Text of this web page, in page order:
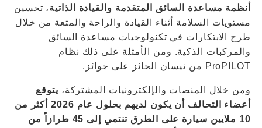
أنظمة مساعدة السائق المتقدمة والقيادة الذاتية، تحسين
مستويات السلامة أثناء القيادة والراحة والمتعة من خلال
طرح الابتكارات في تكنولوجيات مساعدة السائق
والمركبات الذكية. ومن الأمثلة على ذلك نظام
ProPILOT من نيسان الحائز على جوائز.
ومن خلال المنصات والإلكترونيات المشتركة، يتوقع
أعضاء التحالف أن يكون لديهم بحلول عام 2026 أكثر من
10 ملايين سيارة على الطرق تنتمي إلى 45 طرازاً من